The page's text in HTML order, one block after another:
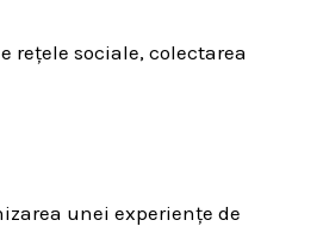
sociale, colectarea
unei experiențe de